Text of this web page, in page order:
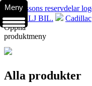
.VÄLJ BIL. Cadillac
Öppna
produktmeny
Alla produkter
Meny